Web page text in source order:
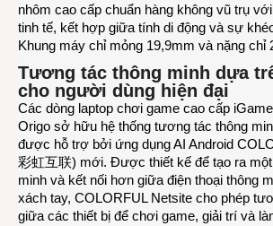
nhôm cao cấp chuẩn hàng không vũ trụ
tinh tế, kết hợp giữa tính di động và sự
Khung máy chỉ mỏng 19,9mm và nặng chỉ
Tương tác thông minh dựa
cho người dùng hiện đại
Các dòng laptop chơi game cao cấp
Origo sở hữu hệ thống tương tác thông
được hỗ trợ bởi ứng dụng AI Android
彩虹互联) mới. Được thiết kế để tạo ra
minh và kết nối hơn giữa điện thoại thông
xách tay, COLORFUL Netsite cho phép
giữa các thiết bị để chơi game, giải trí và